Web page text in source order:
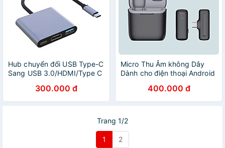
Hub chuyển đổi USB Type-C
Sang USB 3.0/HDMI/Type C
Hàng Nhập Khẩu
300.000 đ
Micro Thu Âm không Dây
Dành cho điện thoại Android
bảng chất lượng cao Hỗ Trợ
Quay Video Livestream -
400.000 đ
Trang 1/2
1 2